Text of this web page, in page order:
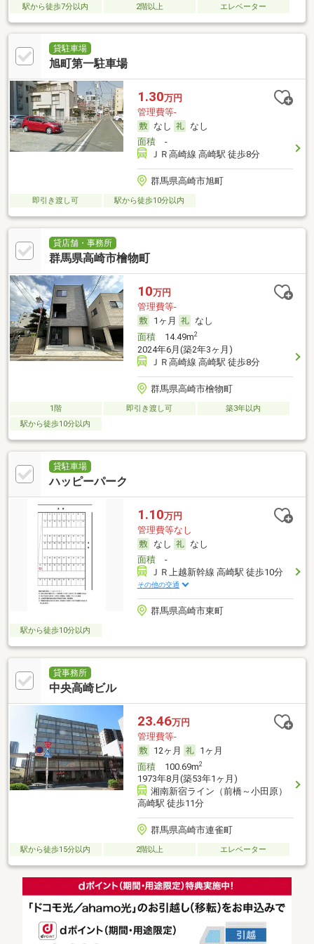
駅から徒歩7分以内 2階以上 エレベーター
貸駐車場
旭町第一駐車場
1.30万円
管理費等-
なし
なし
面積-
ＪＲ高崎線 高崎駅 徒歩8分
群馬県高崎市旭町
即引き渡し可 駅から徒歩10分以内
貸店舗・事務所
群馬県高崎市檜物町
10万円
管理費等-
1ヶ月
なし
面積14.49m2
2024年6月(築2年3ヶ月)
ＪＲ高崎線 高崎駅 徒歩8分
群馬県高崎市檜物町
1階 即引き渡し可
築3年以内
駅から徒歩10分以内
貸駐車場
ハッピーパーク
1.10万円
管理費等なし
なし
なし
面積-
ＪＲ上越新幹線 高崎駅 徒歩10分
その他の交通
群馬県高崎市東町
駅から徒歩10分以内
貸事務所
中央高崎ビル
23.46万円
管理費等-
12ヶ月
1ヶ月
面積100.69m2
1973年8月(築53年1ヶ月)
湘南新宿ライン（前橋～小田原）
高崎駅 徒歩11分
群馬県高崎市連雀町
駅から徒歩15分以内 2階以上 エレベーター